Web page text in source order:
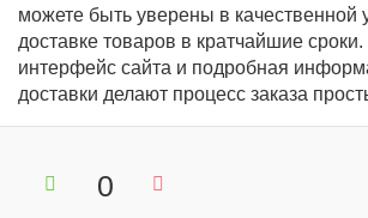
можете быть уверены в качественной
доставке товаров в кратчайшие
интерфейс сайта и подробная
доставки делают процесс заказа
0